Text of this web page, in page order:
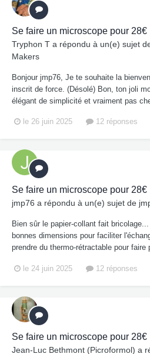
Se faire un microscope pour 28€
Tryphon T a répondu à un(e) sujet
Makers
Bonjour jmp76, Je te souhaite la
inscrit de force. (Désolé) Bon, ton joli
élégant de simplicité et vraiment pas
le 26 juin 2025 12 réponses
Se faire un microscope pour 28€
jmp76 a répondu à un(e) sujet de
Bien sûr le papier-collant fait
bonnes dimensions pour faciliter
prendre du thermo-rétractable pour
le 24 juin 2025 12 réponses
Se faire un microscope pour 28€
Jean-Luc Bethmont (Picroformol) a